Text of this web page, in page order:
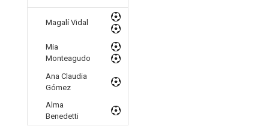
Magalí Vidal
Mia
Monteagudo
Ana Claudia
Gómez
Alma
Benedetti